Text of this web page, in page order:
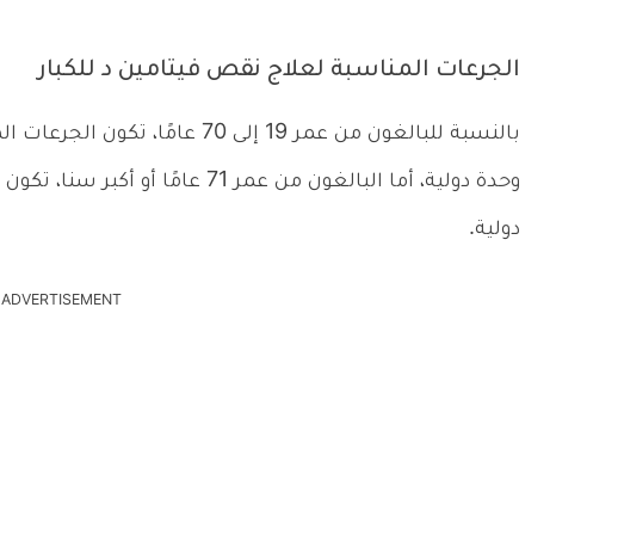
الجرعات المناسبة لعلاج نقص فيتامين د للكبار
دولية.
ADVERTISEMENT